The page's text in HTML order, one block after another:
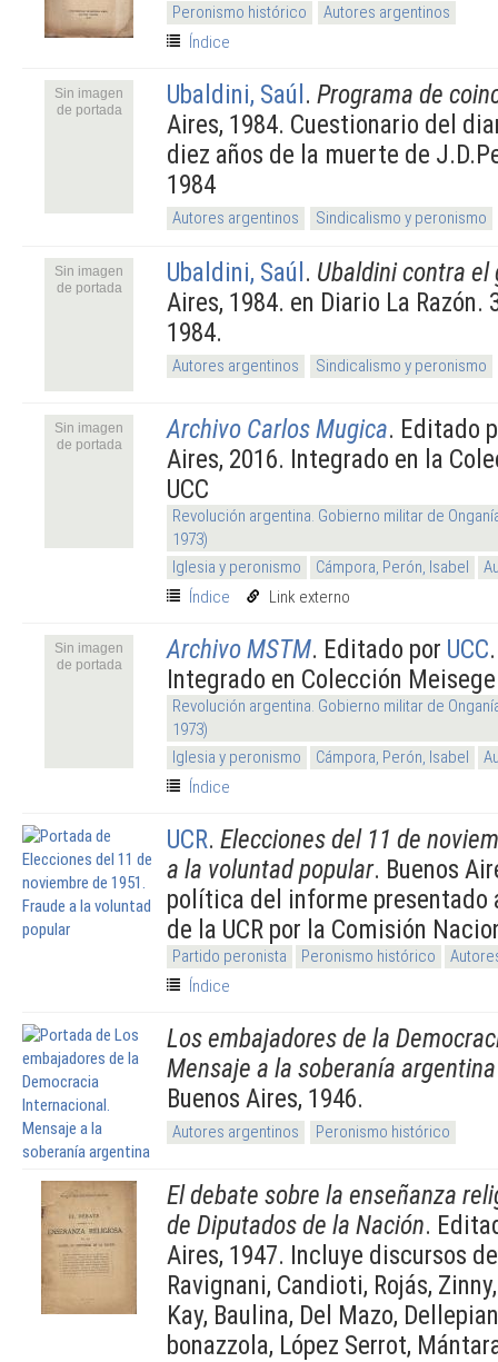
Peronismo histórico
Autores argentinos
Índice
Sin imagen
de portada
Ubaldini, Saúl. Programa de
Aires, 1984. Cuestionario del
diez años de la muerte de
1984
Autores argentinos Sindicalismo y peronismo
Sin imagen
de portada
Ubaldini, Saúl. Ubaldini contra el
Aires, 1984. en Diario La Razón.
1984.
Autores argentinos Sindicalismo y peronismo
Sin imagen
de portada
Archivo Carlos Mugica. Editado
Aires, 2016. Integrado en la
UCC
Revolución argentina. Gobierno militar de
1973)
Iglesia y peronismo
Cámpora, Perón, Isabel
Índice
Link externo
Sin imagen
de portada
Archivo MSTM. Editado por UCC
Integrado en Colección
Revolución argentina. Gobierno militar de
1973)
Iglesia y peronismo
Cámpora, Perón, Isabel
Índice
UCR. Elecciones del 11 de
a la voluntad popular. Buenos
política del informe presentado
de la UCR por la Comisión
Partido peronista Peronismo histórico
Índice
Los embajadores de la
Mensaje a la soberanía argentina
Buenos Aires, 1946.
Autores argentinos Peronismo histórico
El debate sobre la enseñanza
de Diputados de la Nación.
Aires, 1947. Incluye discursos
Ravignani, Candioti, Rojás,
Kay, Baulina, Del Mazo,
bonazzola, López Serrot,